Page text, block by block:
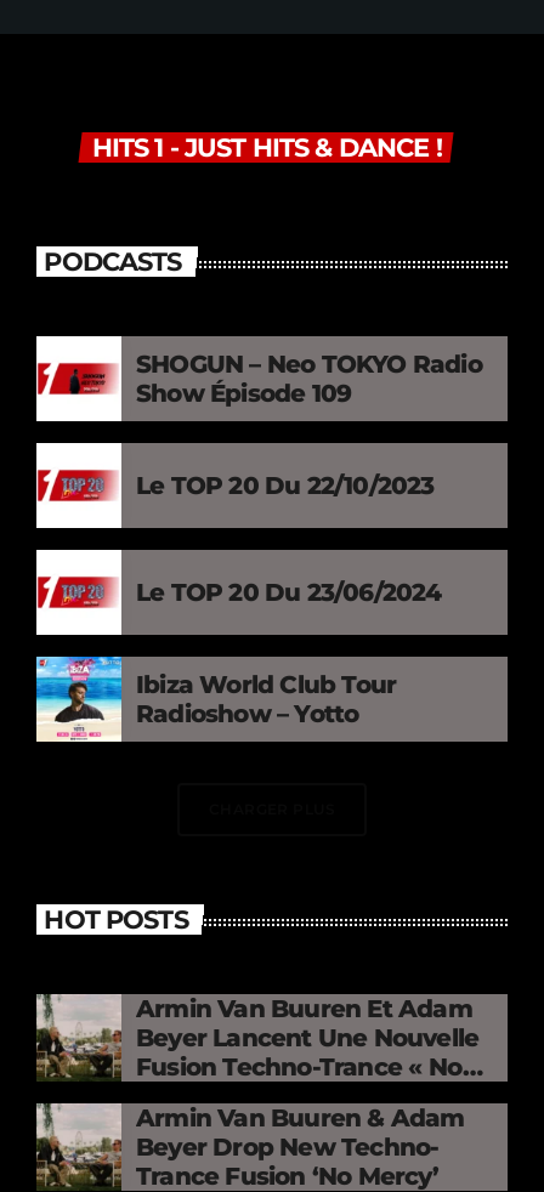
HITS 1 - JUST HITS & DANCE !
PODCASTS
SHOGUN – Neo TOKYO Radio
Show Épisode 109
Le TOP 20 Du 22/10/2023
Le TOP 20 Du 23/06/2024
Ibiza World Club Tour
Radioshow – Yotto
HOT POSTS
Armin Van Buuren Et Adam
Beyer Lancent Une Nouvelle
Fusion Techno-Trance « No
Armin Van Buuren & Adam
Beyer Drop New Techno-
Trance Fusion ‘No Mercy’